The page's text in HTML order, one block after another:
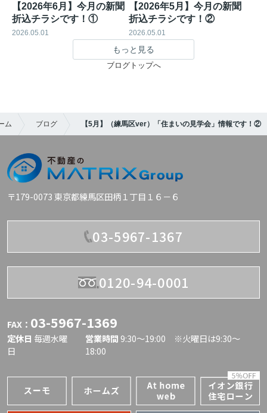
【2026年6月】今月の新聞
折込チラシです！①
2026.05.01
【2026年5月】今月の新聞
折込チラシです！②
2026.05.01
もっと見る
ブログトップへ
ム ブログ 【5月】（練馬区ver）「住まいの見学会」情報です！②
〒179-0073 東京都練馬区田柄１丁目１６－６
03-5967-1367
0120-94-0001
FAX： 03-5967-1369
定休日 毎週水曜
日
営業時間 9:30〜19:00 ※火曜日は9:30～
18:00